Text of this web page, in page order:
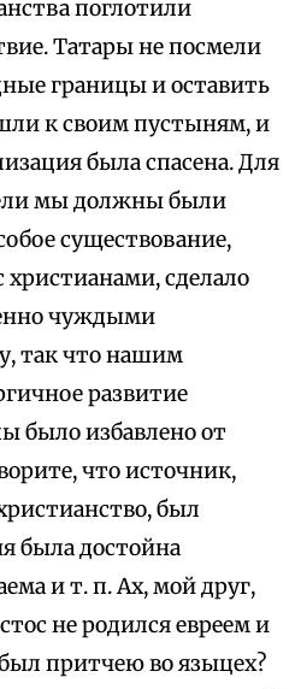
поглотили
Татары не посмели
границы и оставить
к своим пустыням, и
была спасена. Для
мы должны были
существование,
христианами, сделало
чуждыми
так что нашим
развитие
было избавлено от
что источник,
был
была достойна
и т. п. Ах, мой друг,
не родился евреем и
притчею во языцех?